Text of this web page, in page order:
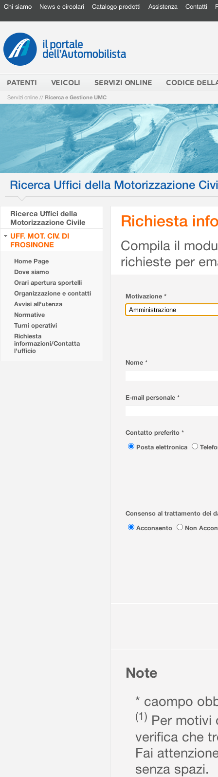
Chi siamo News e circolari Catalogo prodotti Assistenza Contatti
PATENTI VEICOLI SERVIZI ONLINE CODICE
Servizi online // Ricerca e Gestione UMC
Ricerca Uffici della Motorizzazione
Ricerca Uffici della
Motorizzazione Civile
UFF. MOT. CIV. DI
FROSINONE
Home Page
Dove siamo
Orari apertura sportelli
Organizzazione e contatti
Avvisi all'utenza
Normative
Turni operativi
Richiesta
informazioni/Contatta
l'ufficio
Richiesta
Compila il
richieste per
Motivazione *
Nome *
E-mail personale *
Contatto preferito *
Posta elettronica
Consenso al trattamento dei
Acconsento
Non
Note
* caompo
(1) Per motivi
verifica che
Fai
senza spazi.